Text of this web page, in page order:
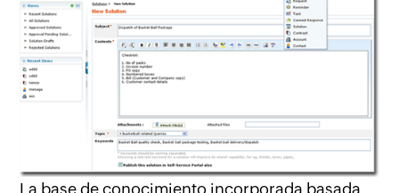
La base de conocimiento incorporada basada